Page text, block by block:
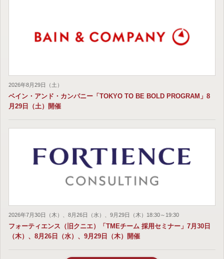
2026年8月29日（土）
ベイン・アンド・カンパニー「TOKYO TO BE BOLD PROGRAM」8
月29日（土）開催
2026年7月30日（木）、8月26日（水）、9月29日（木）18:30～19:30
フォーティエンス（旧クニエ）「TMEチーム 採用セミナー」7月30日
（木）、8月26日（水）、9月29日（木）開催